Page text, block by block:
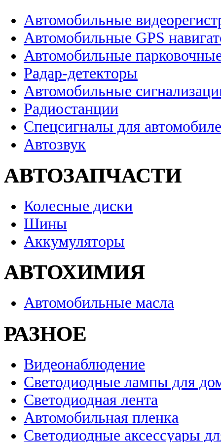
Автомобильные
Автомобильные GPS
Автомобильные
Радар-детекторы
Автомобильные
Радиостанции
Спецсигналы для
Автозвук
АВТОЗАПЧАСТИ
Колесные диски
Шины
Аккумуляторы
АВТОХИМИЯ
Автомобильные масла
РАЗНОЕ
Видеонаблюдение
Светодиодные лампы для
Светодиодная лента
Автомобильная пленка
Светодиодные аксессуары